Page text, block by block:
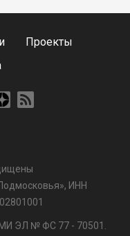
Проекты
ИНН
ЭЛ № ФС 77 - 70501.